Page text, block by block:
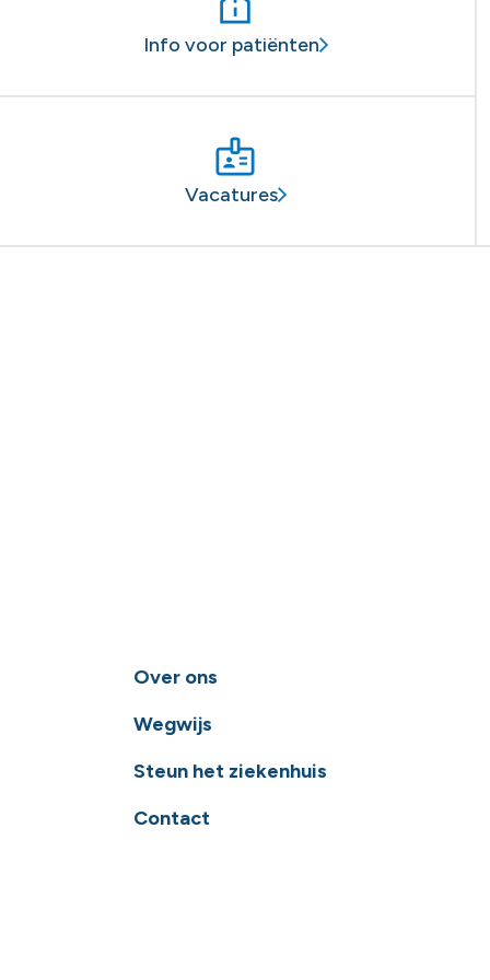
Info voor patiënten
Vacatures
Over ons
Wegwijs
Steun het ziekenhuis
Contact